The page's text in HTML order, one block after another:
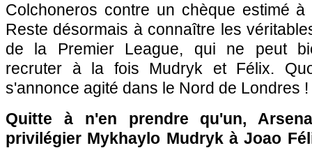
Colchoneros contre un chèque estimé
Reste désormais à connaître les
de la Premier League, qui ne peut
recruter à la fois Mudryk et Félix.
s'annonce agité dans le Nord de Londres !
Quitte à n'en prendre qu'un,
privilégier Mykhaylo Mudryk à Joao